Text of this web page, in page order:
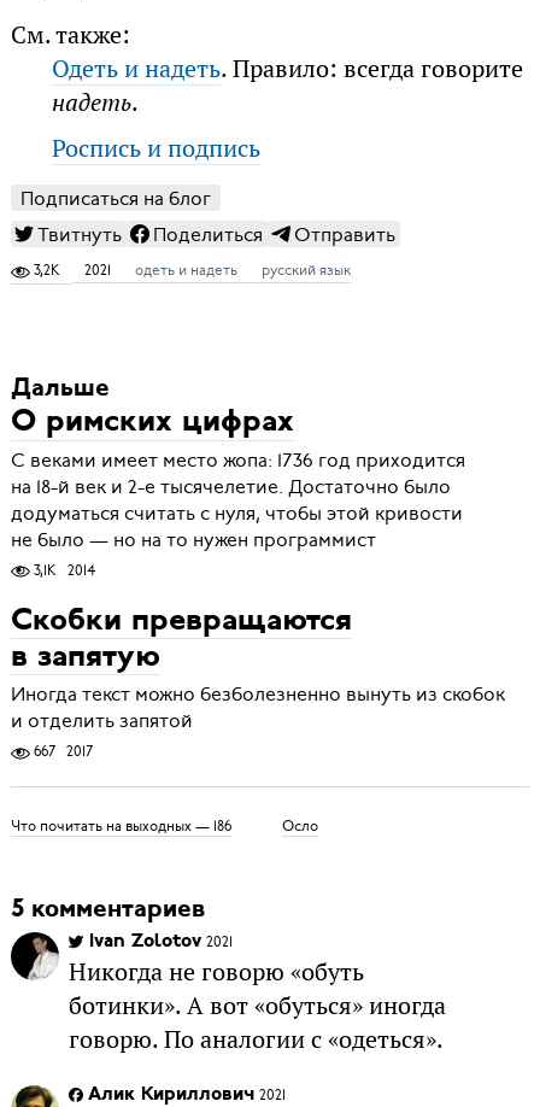
См. также:
Одеть и надеть. Правило: всегда говорите
надеть.
Роспись и подпись
Подписаться на блог
Твитнуть
Поделиться Отправить
3,2K 2021 одеть и надеть русский язык
Дальше
О римских цифрах
С веками имеет место жопа: 1736 год приходится
на 18-й век и 2-е тысячелетие. Достаточно было
додуматься считать с нуля, чтобы этой кривости
не было — но на то нужен программист
3,1K 2014
Скобки превращаются
в запятую
Иногда текст можно безболезненно вынуть из скобок
и отделить запятой
667 2017
Что почитать на выходных — 186 Осло
5 комментариев
Ivan Zolotov 2021
Никогда не говорю «обуть
ботинки». А вот «обуться» иногда
говорю. По аналогии с «одеться».
Алик Кириллович 2021